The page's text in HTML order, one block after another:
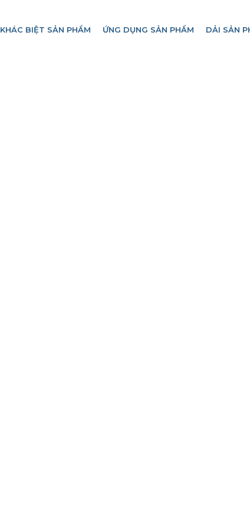
KHÁC BIỆT SẢN PHẨM ỨNG DỤNG SẢN PHẨM DẢI SẢN